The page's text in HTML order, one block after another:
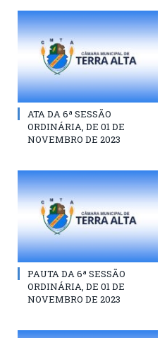
ATA DA 6ª SESSÃO
ORDINÁRIA, DE 01 DE
NOVEMBRO DE 2023
PAUTA DA 6ª SESSÃO
ORDINÁRIA, DE 01 DE
NOVEMBRO DE 2023